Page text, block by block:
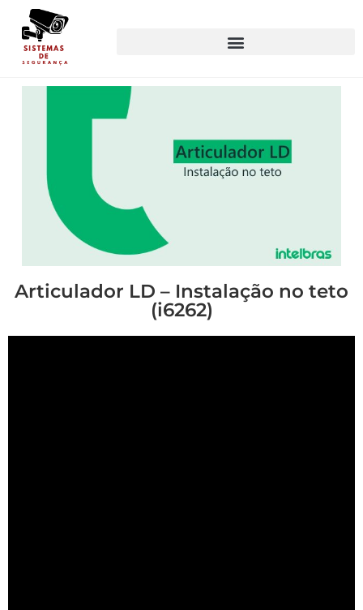
Articulador LD – Instalação no teto
(i6262)